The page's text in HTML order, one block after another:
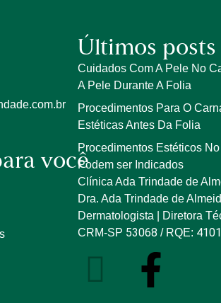
você
Últimos posts
Cuidados Com A Pele No
A Pele Durante A Folia
Procedimentos Para O
Estéticas Antes Da Folia
Procedimentos Estéticos
Podem ser Indicados
Clínica Ada Trindade de
Dra. Ada Trindade de
Dermatologista | Diretora
CRM-SP 53068/ RQE: